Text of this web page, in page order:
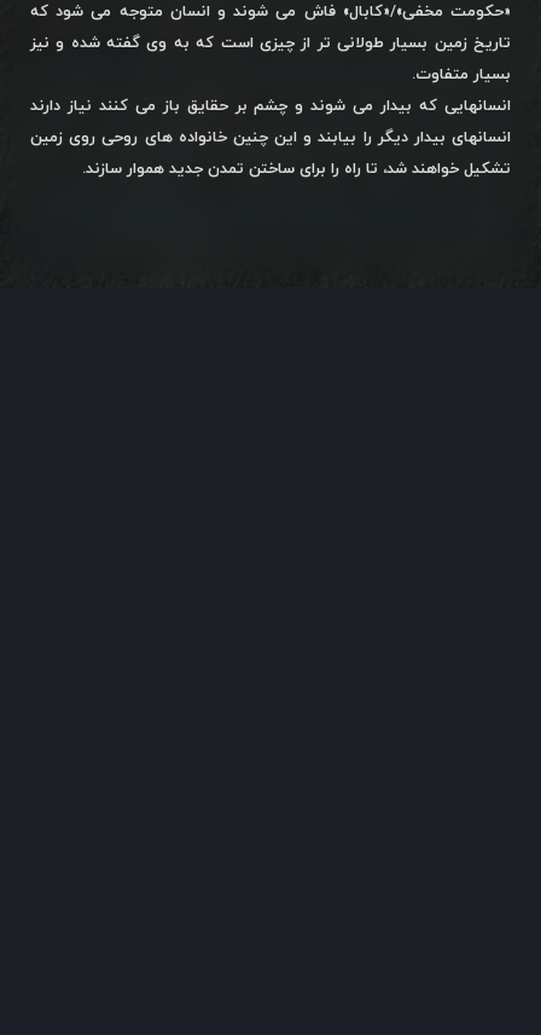
«حکومت مخفی»/«کابال» فاش می شوند و انسان متوجه می شود که
تاریخ زمین بسیار طولانی تر از چیزی است که به وی گفته شده و نیز
بسیار متفاوت.
انسانهایی که بیدار می شوند و چشم بر حقایق باز می کنند نیاز دارند
انسانهای بیدار دیگر را بیابند و این چنین خانواده های روحی روی زمین
تشکیل خواهند شد، تا راه را برای ساختن تمدن جدید هموار سازند.